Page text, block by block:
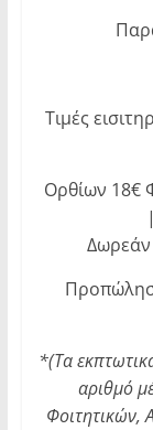
Τιμές
Ορθίων 18€
Δωρεάν
*(Τα
αριθμό
Φοιτητικών,